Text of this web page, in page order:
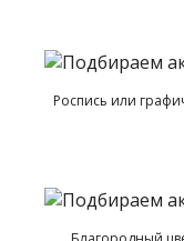
Роспись или